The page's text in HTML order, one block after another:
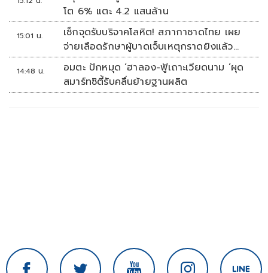
โต 6% แตะ 4.2 แสนล้าน
15:01 น.
เช็กจุดรับบริจาคโลหิต! สภากาชาดไทย เผย
จ่ายเลือดรักษาผู้บาดเจ็บเหตุกราดยิงแล้ว
148 ยูนิต
14:48 น.
อมตะ ปักหมุด ‘ฮาลอง-ฟู้เถาะเวียดนาม ’ผุด
สมาร์ทซิตี้รับคลื่นย้ายฐานผลิต